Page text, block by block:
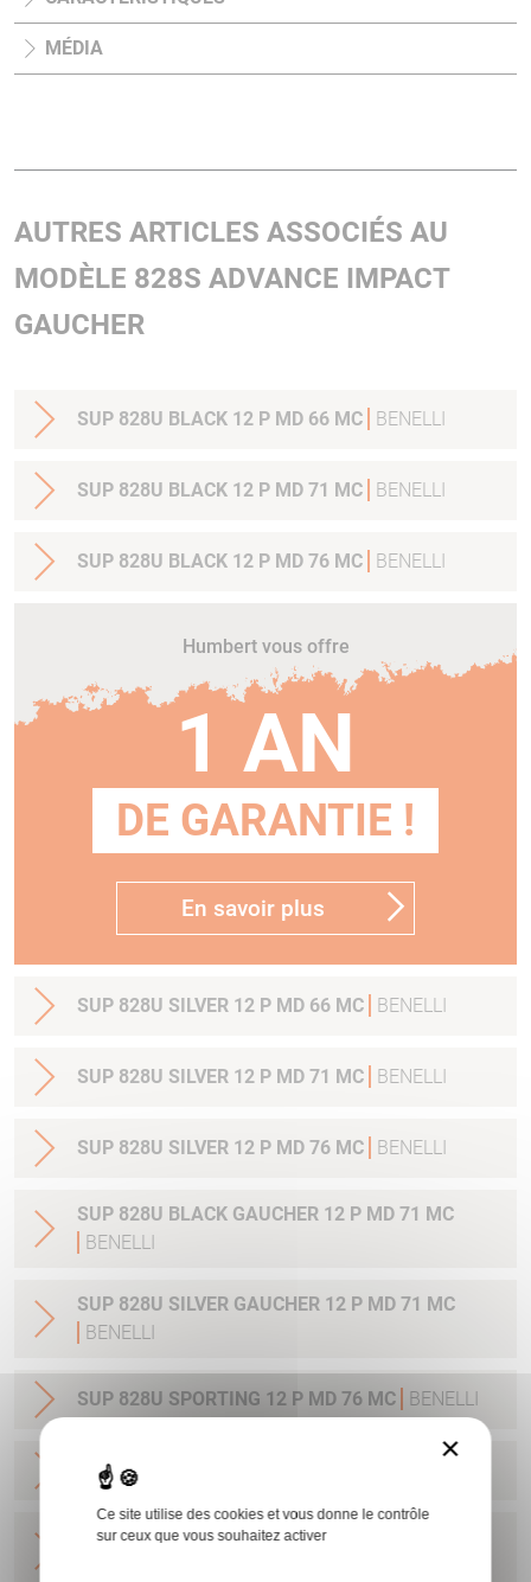
MÉDIA
AUTRES ARTICLES ASSOCIÉS AU
MODÈLE 828S ADVANCE IMPACT
GAUCHER
SUP 828U BLACK 12 P MD 66 MC BENELLI
SUP 828U BLACK 12 P MD 71 MC BENELLI
SUP 828U BLACK 12 P MD 76 MC BENELLI
Humbert vous offre
1 AN
DE GARANTIE !
En savoir plus
SUP 828U SILVER 12 P MD 66 MC BENELLI
SUP 828U SILVER 12 P MD 71 MC BENELLI
SUP 828U SILVER 12 P MD 76 MC BENELLI
SUP 828U BLACK GAUCHER 12 P MD 71 MC
BENELLI
SUP 828U SILVER GAUCHER 12 P MD 71 MC
BENELLI
SUP 828U SPORTING 12 P MD 76 MC BENELLI
SUP 828U SPORTING 12 P MD 81 MC
SUP 828U BECCACCIA 12 P MD 61 CHOKE
×
Ce site utilise des cookies et vous donne le contrôle
sur ceux que vous souhaitez activer